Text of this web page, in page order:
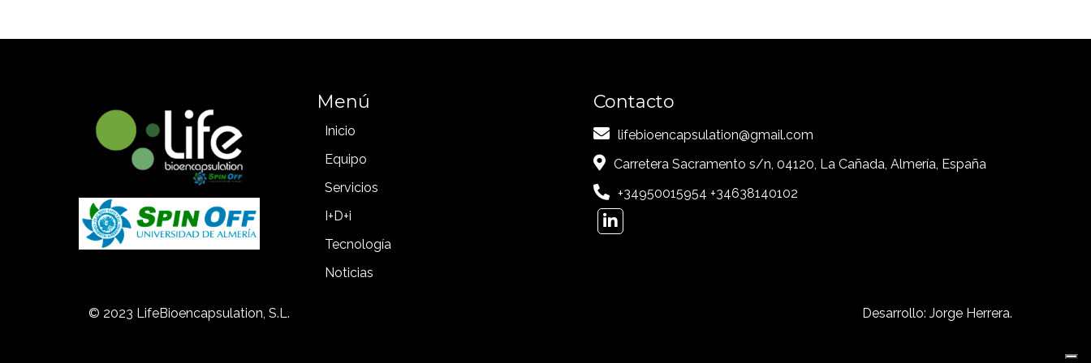
Menú
Inicio
Equipo
Servicios
I+D+i
Tecnología
Noticias
Contacto
lifebioencapsulation@gmail.com
Carretera Sacramento s/n, 04120, La Cañada, Almería, España
+34950015954 +34638140102
© 2023 LifeBioencapsulation, S.L. Desarrollo: Jorge Herrera.